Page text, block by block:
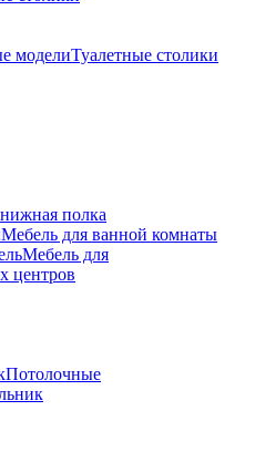
моделиТуалетные столики
полка
Мебель для ванной комнаты
Мебель для
центров
Потолочные